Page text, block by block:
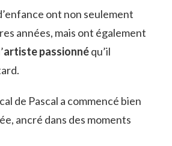
ont non seulement
années, mais ont également
artiste passionnéqu’il
de Pascal a commencé bien
ancré dans des moments